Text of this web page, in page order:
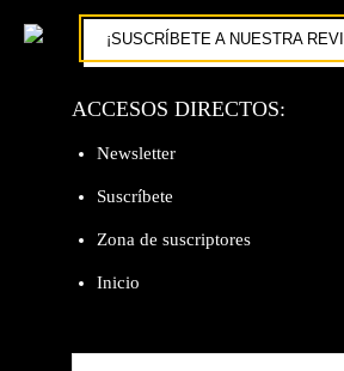
¡SUSCRÍBETE A NUESTRA
ACCESOS DIRECTOS:
Newsletter
Suscríbete
Zona de suscriptores
Inicio